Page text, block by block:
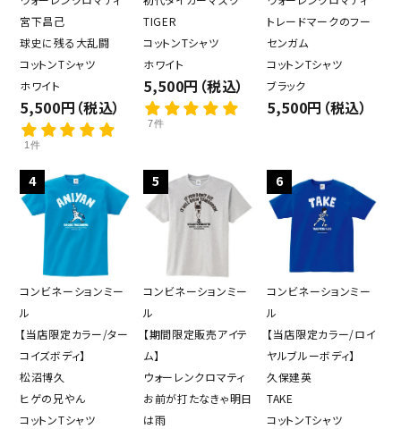
宮下昌己
球史に残る大乱闘
コットンTシャツ
ホワイト
5,500円（税込）
1件
TIGER
コットンTシャツ
ホワイト
5,500円（税込）
7件
トレードマークのフー
センガム
コットンTシャツ
ブラック
5,500円（税込）
4
コンビネーションミー
ル
【当店限定カラー/ター
コイズボディ】
松沼博久
ヒゲの兄やん
コットンTシャツ
5
コンビネーションミー
ル
【期間限定販売アイテ
ム】
ウォーレンクロマティ
お前が打たなきゃ明日
は雨
6
コンビネーションミー
ル
【当店限定カラー/ロイ
ヤルブルーボディ】
久保建英
TAKE
コットンTシャツ